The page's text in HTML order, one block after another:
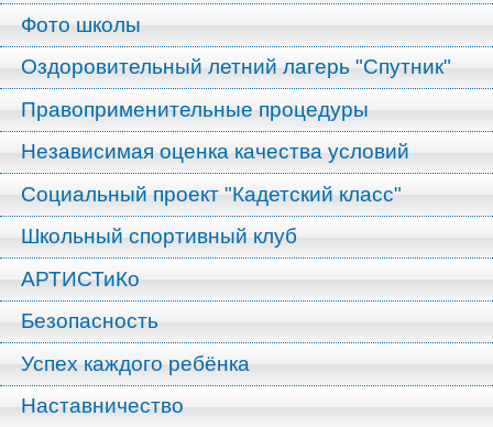
Фото школы
Оздоровительный летний лагерь "Спутник"
Правоприменительные процедуры
Независимая оценка качества условий
Социальный проект "Кадетский класс"
Школьный спортивный клуб
АРТИСТиКо
Безопасность
Успех каждого ребёнка
Наставничество